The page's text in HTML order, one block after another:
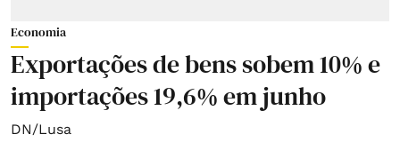
Economia
Exportações de bens sobem 10% e
importações 19,6% em junho
DN/Lusa